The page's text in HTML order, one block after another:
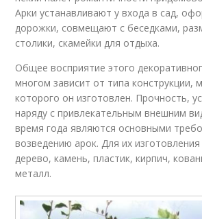
Арки устанавливают у входа в сад,
дорожки, совмещают с беседками,
столики, скамейки для отдыха.
Общее восприятие этого
многом зависит от типа конструкции,
которого он изготовлен. Прочность,
наряду с привлекательным внешним
время года являются основными
возведению арок. Для их изготовления
дерево, камень, пластик, кирпич,
металл.